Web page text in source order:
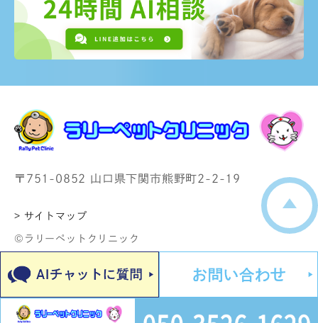
〒751-0852 山口県下関市熊野町2-2-19
> サイトマップ
©ラリーペットクリニック